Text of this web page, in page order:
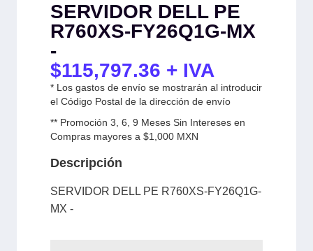
SERVIDOR DELL PE
R760XS-FY26Q1G-MX
-
$115,797.36 + IVA
* Los gastos de envío se mostrarán al introducir
el Código Postal de la dirección de envío
** Promoción 3, 6, 9 Meses Sin Intereses en
Compras mayores a $1,000 MXN
Descripción
SERVIDOR DELL PE R760XS-FY26Q1G-
MX -